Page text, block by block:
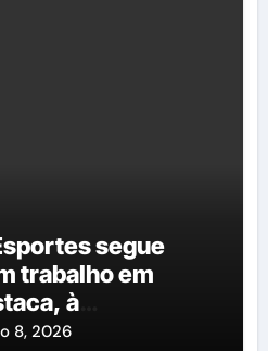
segue
trabalho em
à
George
8, 2026